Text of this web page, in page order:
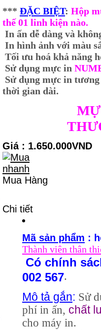
*** ĐẶC BIỆT: Hộp
thế 01 linh kiện nào.
In ấn dễ dàng và
In hình ảnh với màu
Tối ưu hoá khả năng
Sử dụng mực in
Sử dụng mực in
thời gian dài.
Giá : 1.650.000VND
Mua Hàng
Chi tiết
Mã sản phẩm :
Thành viên thân
Có chính
002 567.
Mô tả gắn: Sử
phí in ấn, chất
cho máy in.